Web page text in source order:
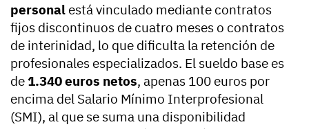
personal está vinculado mediante contratos
fijos discontinuos de cuatro meses o contratos
de interinidad, lo que dificulta la retención de
profesionales especializados. El sueldo base es
de 1.340 euros netos, apenas 100 euros por
encima del Salario Mínimo Interprofesional
(SMI), al que se suma una disponibilidad